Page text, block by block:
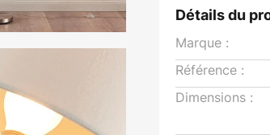
Détails du
Marque :
Référence :
Dimensions :